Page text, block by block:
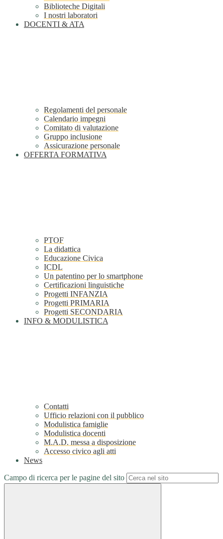
Biblioteche Digitali
I nostri laboratori
DOCENTI & ATA
Regolamenti del personale
Calendario impegni
Comitato di valutazione
Gruppo inclusione
Assicurazione personale
OFFERTA FORMATIVA
PTOF
La didattica
Educazione Civica
ICDL
Un patentino per lo smartphone
Certificazioni linguistiche
Progetti INFANZIA
Progetti PRIMARIA
Progetti SECONDARIA
INFO & MODULISTICA
Contatti
Ufficio relazioni con il pubblico
Modulistica famiglie
Modulistica docenti
M.A.D. messa a disposizione
Accesso civico agli atti
News
Campo di ricerca per le pagine del sito